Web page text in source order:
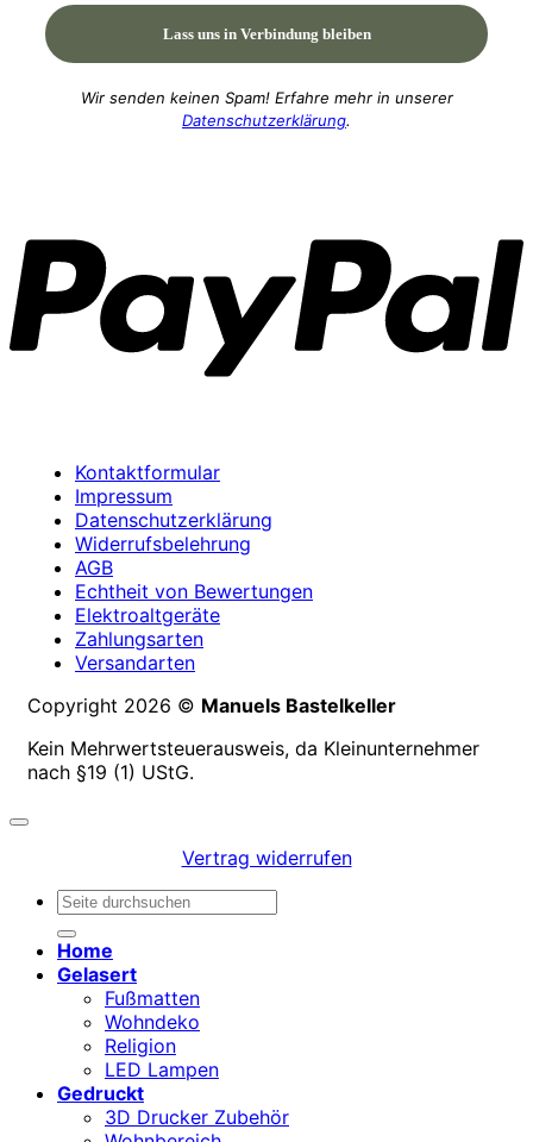
Wir senden keinen Spam! Erfahre mehr in unserer
Datenschutzerklärung.
Kontaktformular
Impressum
Datenschutzerklärung
Widerrufsbelehrung
AGB
Echtheit von Bewertungen
Elektroaltgeräte
Zahlungsarten
Versandarten
Copyright 2026 © Manuels Bastelkeller
Kein Mehrwertsteuerausweis, da Kleinunternehmer
nach §19 (1) UStG.
Vertrag widerrufen
Suchen
Home
Gelasert
Fußmatten
Wohndeko
Religion
LED Lampen
Gedruckt
3D Drucker Zubehör